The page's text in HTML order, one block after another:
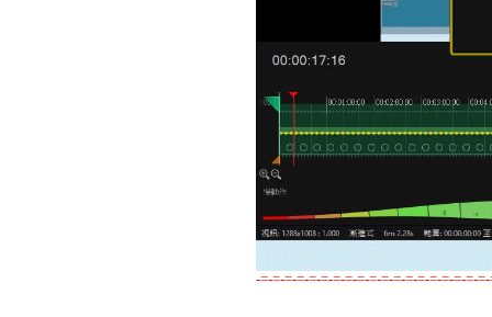
-=-=-=-=-=-=-=-=-=-=-=-=-=-=-=-=-=-=-